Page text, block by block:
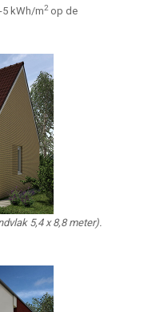
5 kWh/m2op de
5,4 x 8,8 meter).